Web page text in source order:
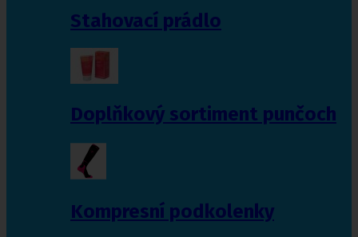
Stahovací prádlo
Doplňkový sortiment punčoch
Kompresní podkolenky